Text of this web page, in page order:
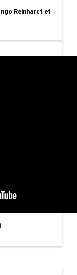
Reinhardt et